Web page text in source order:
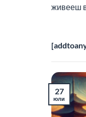
живееш в
27
юли